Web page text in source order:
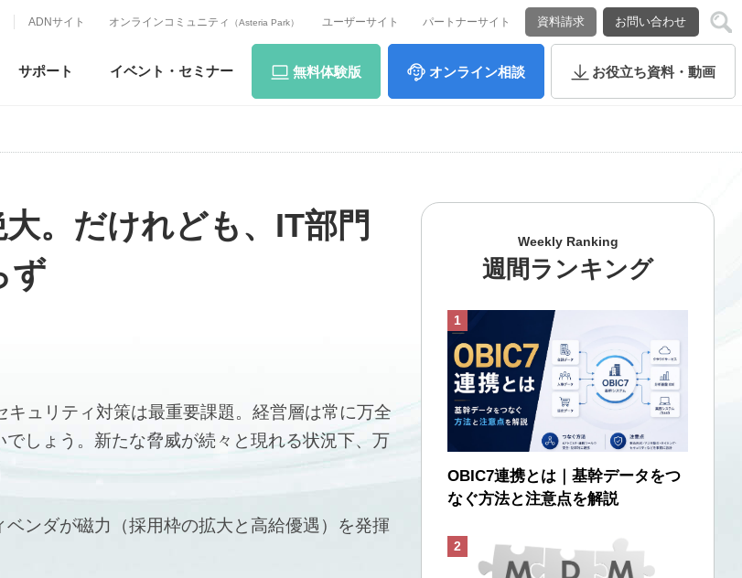
ADNサイト オンラインコミュニティ （Asteria Park） ユーザーサイト パートナーサイト 資料請求 お問い合わせ
サポート イベント・ セミナー 無料体験版 オンライン相談 お役立ち資料・動画
。だけれども、IT部門
ず
ュリティ対策は最重要課題。経営層は常に万全
しょう。新たな脅威が続々と現れる状況下、万
ンダが磁力（採用枠の拡大と高給優遇）を発揮
Weekly Ranking
週間ランキング
OBIC7連携とは｜基幹データをつ
なぐ方法と注意点を解説